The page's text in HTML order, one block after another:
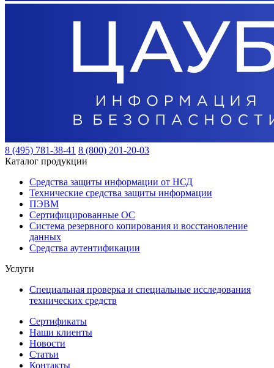
8 (495) 781-38-41 8 (800) 201-20-03
Каталог продукции
Средства защиты информации от НСД
Технические средства защиты информации
ПЭВМ
Сертифицированные ОС
Система резервного копирования и восстановление
данных
Средства аутентификации
Услуги
Специальная проверка и специальные исследования
технических средств
Сертификаты
Наши клиенты
Новости
Статьи
Контакты